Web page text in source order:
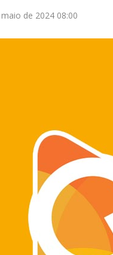
de 2024 08:00